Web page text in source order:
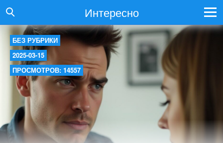
Интересно
БЕЗ РУБРИКИ
2025-03-15
ПРОСМОТРОВ: 14557